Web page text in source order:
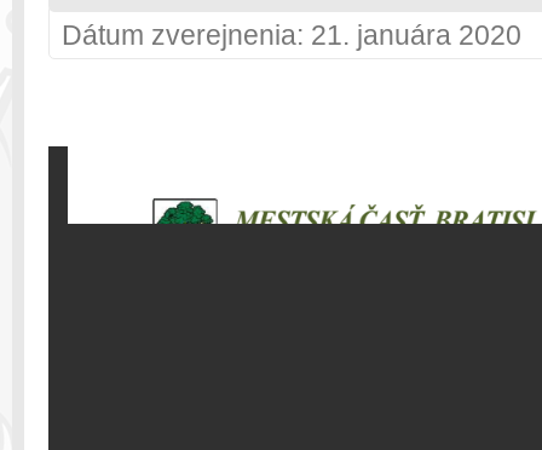
Dátum zverejnenia: 21. januára 2020